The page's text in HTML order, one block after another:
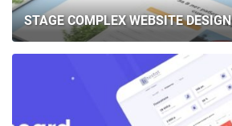
STAGE COMPLEX WEBSITE DESIGN